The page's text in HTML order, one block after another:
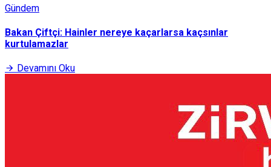
Gündem
Bakan Çiftçi: Hainler nereye kaçarlarsa kaçsınlar
kurtulamazlar
Devamını Oku